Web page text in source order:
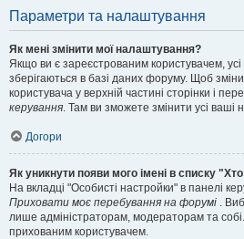
Параметри та налаштування
Як мені змінити мої налаштування?
Якщо ви є зареєстрованим користувачем,
зберігаються в базі даних форуму. Щоб
користувача у верхній частині сторінки і
керування. Там ви зможете змінити усі
Догори
Як уникнути появи мого імені в списку
На вкладці "Особисті настройки" в панелі
Приховати моє перебування на форумі .
лише адміністраторам, модераторам та
прихованим користувачем.